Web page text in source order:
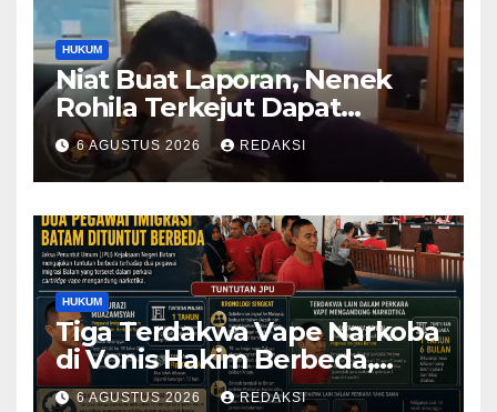
HUKUM
Niat Buat Laporan, Nenek
Rohila Terkejut Dapat
Bantuan dari Kabid Propam
Kombes Pol Eddwi
6 AGUSTUS 2026 REDAKSI
HUKUM
Tiga Terdakwa Vape Narkoba
di Vonis Hakim Berbeda,
Oknum Pegawai Imigrasi
6 AGUSTUS 2026 REDAKSI